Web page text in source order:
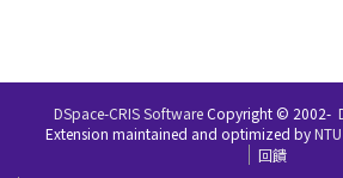
DSpace-CRIS SoftwareCopyright © 2002-
Extension maintained and optimized by
回饋